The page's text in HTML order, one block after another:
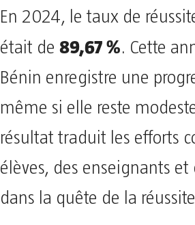
En 2024, le taux de
était de 89,67 %. Cette
Bénin enregistre une
même si elle reste
résultat traduit les efforts
élèves, des enseignants et
dans la quête de la